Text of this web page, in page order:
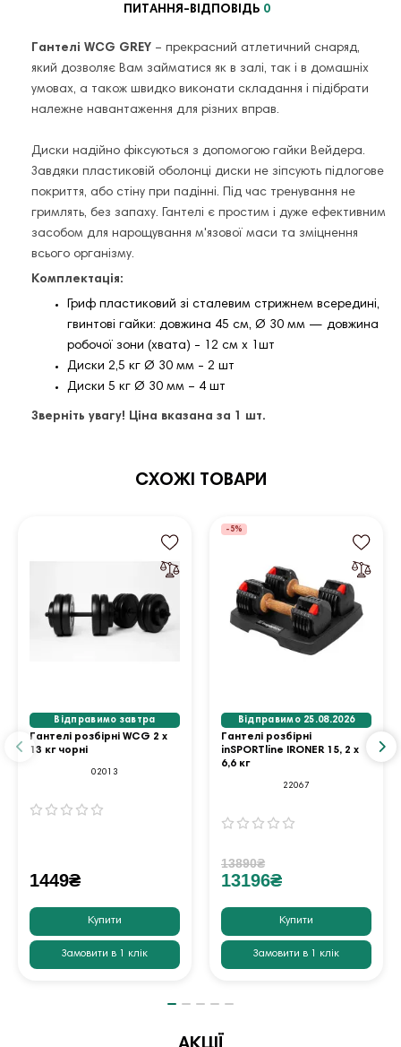
ПИТАННЯ-ВІДПОВІДЬ 0
Гантелі WCG GREY – прекрасний атлетичний снаряд,
який дозволяє Вам займатися як в залі, так і в домашніх
умовах, а також швидко виконати складання і підібрати
належне навантаження для різних вправ.
Диски надійно фіксуються з допомогою гайки Вейдера.
Завдяки пластиковій оболонці диски не зіпсують підлогове
покриття, або стіну при падінні. Під час тренування не
гримлять, без запаху. Гантелі є простим і дуже ефективним
засобом для нарощування м'язової маси та зміцнення
всього організму.
Комплектація:
Гриф пластиковий зі сталевим стрижнем всередині,
гвинтові гайки: довжина 45 см, Ø 30 мм — довжина
робочої зони (хвата) - 12 см х 1шт
Диски 2,5 кг Ø 30 мм - 2 шт
Диски 5 кг Ø 30 мм – 4 шт
Зверніть увагу! Ціна вказана за 1 шт.
СХОЖІ ТОВАРИ
Відправимо завтра
Гантелі розбірні WCG 2 х
13 кг чорні
02013
1449₴
Купити
Замовити в 1 клік
-5%
Відправимо 25.08.2026
Гантелі розбірні
inSPORTline IRONER 15, 2 x
6,6 кг
22067
13890₴
13196₴
Купити
Замовити в 1 клік